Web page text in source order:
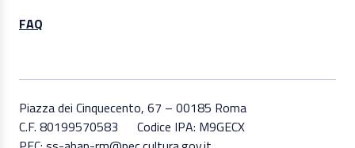
FAQ
Piazza dei Cinquecento, 67 – 00185 Roma
C.F. 80199570583
Codice IPA: M9GECX